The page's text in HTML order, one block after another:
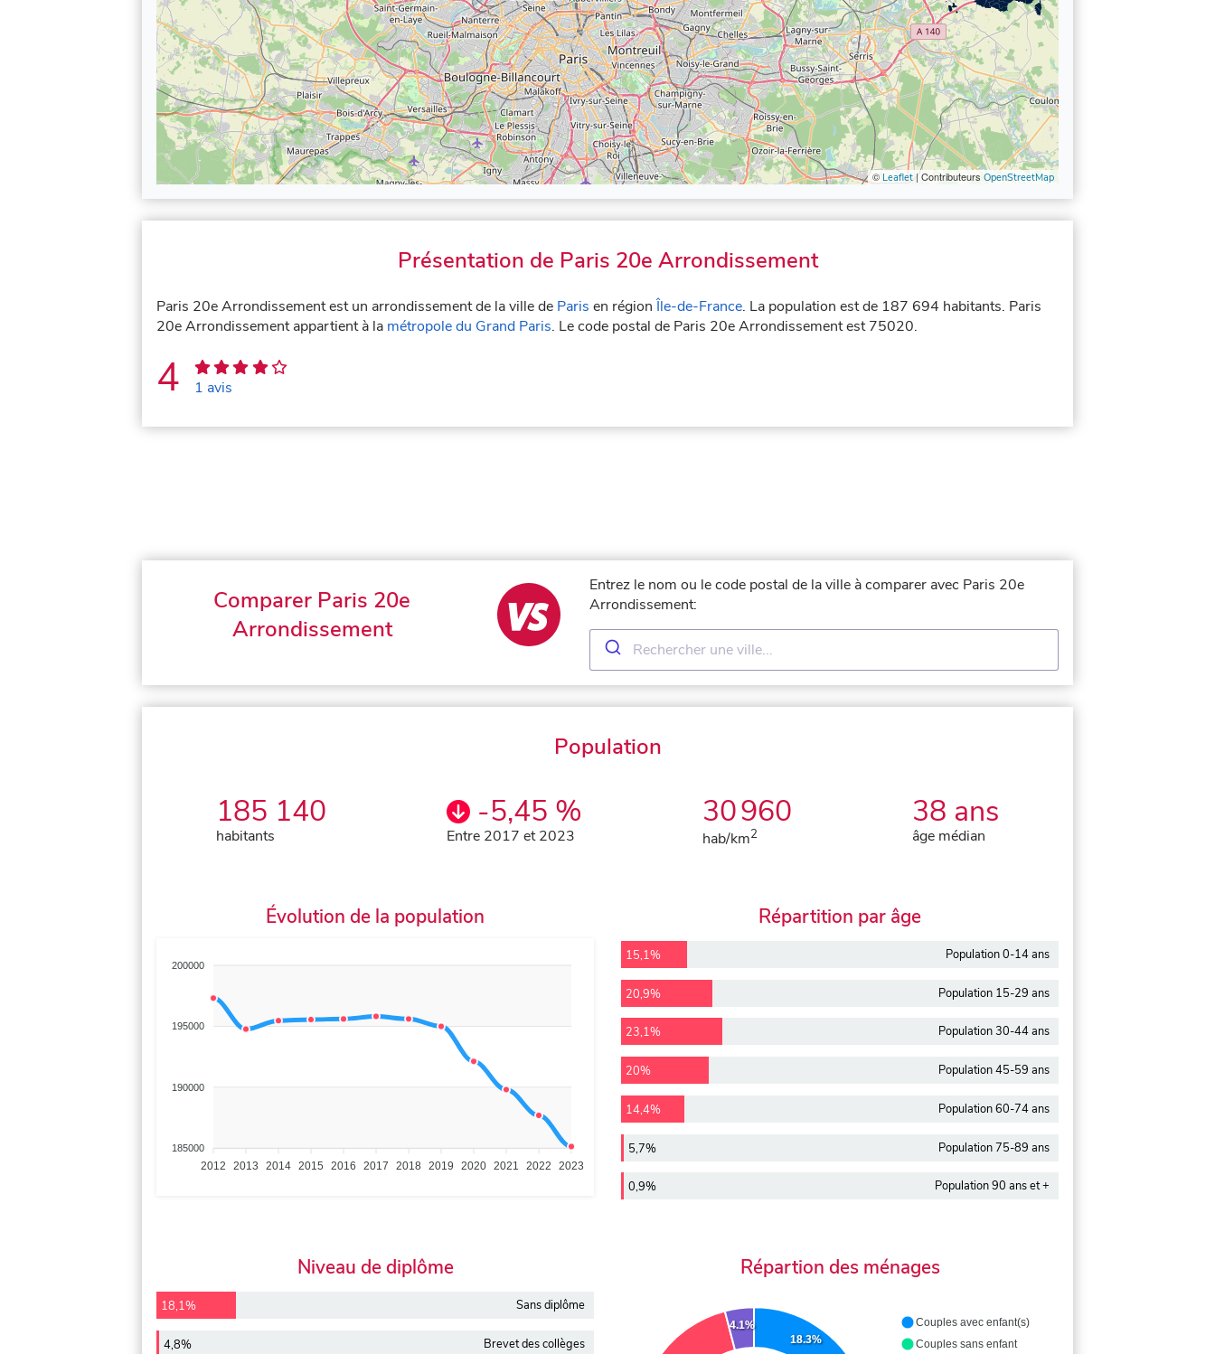
© Leaflet | Contributeurs OpenStreetMap
Présentation de Paris 20e Arrondissement
Paris 20e Arrondissement est un arrondissement de la ville de Paris en région Île-de-France. La population est de 187 694 habitants. Paris
20e Arrondissement appartient à la métropole du Grand Paris. Le code postal de Paris 20e Arrondissement est 75020.
4 1 avis
Comparer Paris 20e
Arrondissement
Entrez le nom ou le code postal de la ville à comparer avec Paris 20e
Arrondissement:
Population
185 140
habitants
-5,45 %
Entre 2017 et 2023
30 960
hab/km2
38 ans
âge médian
Évolution de la population
200000
195000
190000
185000
2012 2013 2014 2015 2016 2017 2018 2019 2020 2021 2022 2023
Répartition par âge
15,1% Population 0-14 ans
20,9% Population 15-29 ans
23,1% Population 30-44 ans
20% Population 45-59 ans
14,4% Population 60-74 ans
5,7% Population 75-89 ans
0,9% Population 90 ans et +
Niveau de diplôme
18,1% Sans diplôme
4,8% Brevet des collèges
Répartion des ménages
18.3%
4.1%
Couples avec enfant(s)
Couples sans enfant